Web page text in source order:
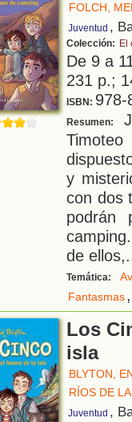
FOLCH,
Juventud ,
Colección: El
De 9 a
231 p.;
ISBN: 978-
Resumen:
y
con dos
podrán
de ellos,
Temática:
Fantasmas,
Los
isla
BLYTON,
RÍOS DE
Juventud ,